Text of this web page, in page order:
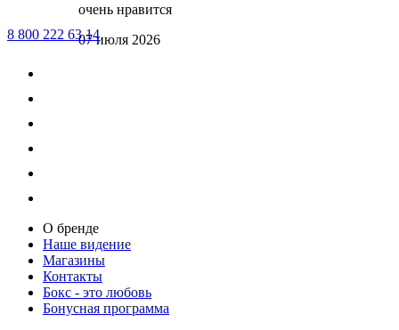
очень нравится
07 июля 2026
8 800 222 63 14
О бренде
Наше видение
Магазины
Контакты
Бокс - это любовь
Бонусная программа